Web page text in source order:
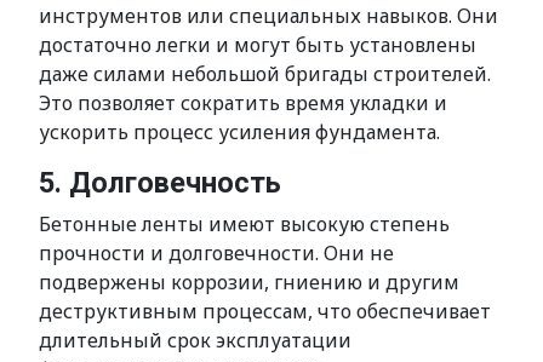
инструментов или специальных навыков. Они
достаточно легки и могут быть установлены
даже силами небольшой бригады строителей.
Это позволяет сократить время укладки и
ускорить процесс усиления фундамента.
5. Долговечность
Бетонные ленты имеют высокую степень
прочности и долговечности. Они не
подвержены коррозии, гниению и другим
деструктивным процессам, что обеспечивает
длительный срок эксплуатации